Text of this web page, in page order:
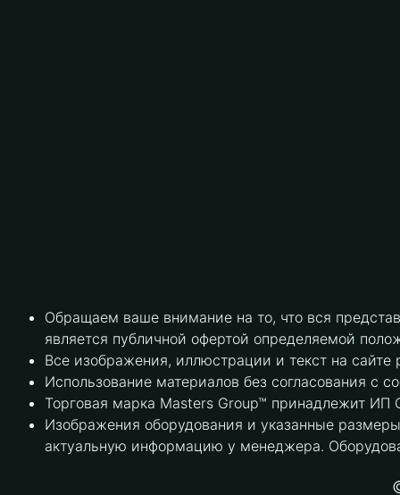
Обращаем ваше внимание на то, что вся
является публичной офертой определяемой
Все изображения, иллюстрации и текст на
Использование материалов без согласования с
Торговая марка Masters Group™ принадлежит ИП
Изображения оборудования и указанные
актуальную информацию у менеджера.